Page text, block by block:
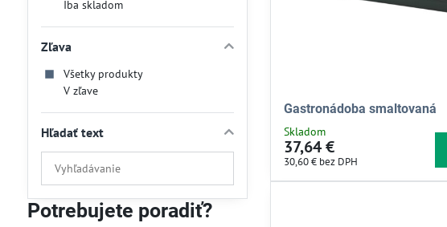
Gastronádoba smaltovaná
Skladom
37,64 €
30,60 € bez DPH
Iba skladom
Zľava
Všetky produkty
V zľave
Hľadať text
Prehľadať
výsledky
filtra
fulltextom
Potrebujete poradiť?